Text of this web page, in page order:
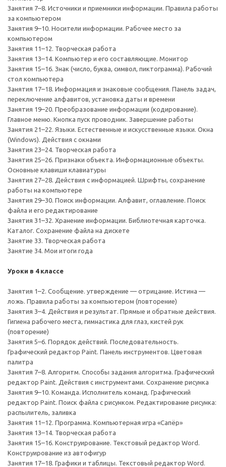
Занятия 7–8. Источники и приемники информации. Правила работы
за компьютером
Занятия 9–10. Носители информации. Рабочее место за
компьютером
Занятия 11–12. Творческая работа
Занятия 13–14. Компьютер и его составляющие. Монитор
Занятия 15–16. Знак (число, буква, символ, пиктограмма). Рабочий
стол компьютера
Занятия 17–18. Информация и знаковые сообщения. Панель задач,
переключение алфавитов, установка даты и времени
Занятия 19–20. Преобразование информации (кодирование).
Главное меню. Кнопка пуск проводник. Завершение работы
Занятия 21–22. Языки. Естественные и искусственные языки. Окна
(Windows). Действия с окнами
Занятия 23–24. Творческая работа
Занятия 25–26. Признаки объекта. Информационные объекты.
Основные клавиши клавиатуры
Занятия 27–28. Действия с информацией. Шрифты, сохранение
работы на компьютере
Занятия 29–30. Поиск информации. Алфавит, оглавление. Поиск
файла и его редактирование
Занятия 31–32. Хранение информации. Библиотечная карточка.
Каталог. Сохранение файла на дискете
Занятие 33. Творческая работа
Занятие 34. Мои итоги года
Уроки в 4 классе
Занятия 1–2. Сообщение. утверждение — отрицание. Истина —
ложь. Правила работы за компьютером (повторение)
Занятия 3–4. Действия и результат. Прямые и обратные действия.
Гигиена рабочего места, гимнастика для глаз, кистей рук
(повторение)
Занятия 5–6. Порядок действий. Последовательность.
Графический редактор Paint. Панель инструментов. Цветовая
палитра
Занятия 7–8. Алгоритм. Способы задания алгоритма. Графический
редактор Paint. Действия с инструментами. Сохранение рисунка
Занятия 9–10. Команда. Исполнитель команд. Графический
редактор Paint. Поиск файла с рисунком. Редактирование рисунка:
распылитель, заливка
Занятия 11–12. Программа. Компьютерная игра «Сапёр»
Занятия 13–14. Творческая работа
Занятия 15–16. Конструирование. Текстовый редактор Word.
Конструирование из автофигур
Занятия 17–18. Графики и таблицы. Текстовый редактор Word.